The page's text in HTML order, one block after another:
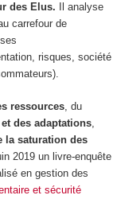
des Elus. Il analyse
carrefour de
risques, société
ressources, du
des adaptations,
la saturation des
2019 un livre-enquête
en gestion des
et sécurité